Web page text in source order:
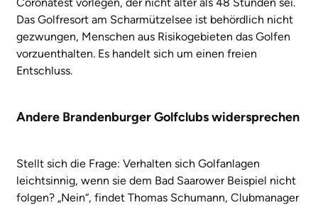
Das Golfresort am Scharmützelsee ist behördlich nicht
gezwungen, Menschen aus Risikogebieten das Golfen
vorzuenthalten. Es handelt sich um einen freien
Entschluss.
Andere Brandenburger Golfclubs widersprechen
Stellt sich die Frage: Verhalten sich Golfanlagen
leichtsinnig, wenn sie dem Bad Saarower Beispiel nicht
folgen? „Nein“, findet Thomas Schumann, Clubmanager